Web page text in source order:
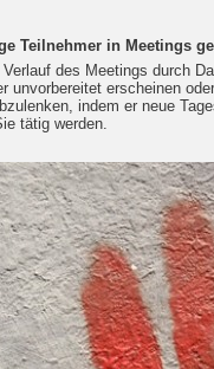
Teilnehmer in Meetings
Verlauf des Meetings durch
unvorbereitet erscheinen
indem er neue
tätig werden.